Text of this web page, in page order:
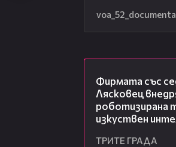
Фирмата със
Лясковец
роботизирана
изкуствен
ТРИТЕ ГРАДА